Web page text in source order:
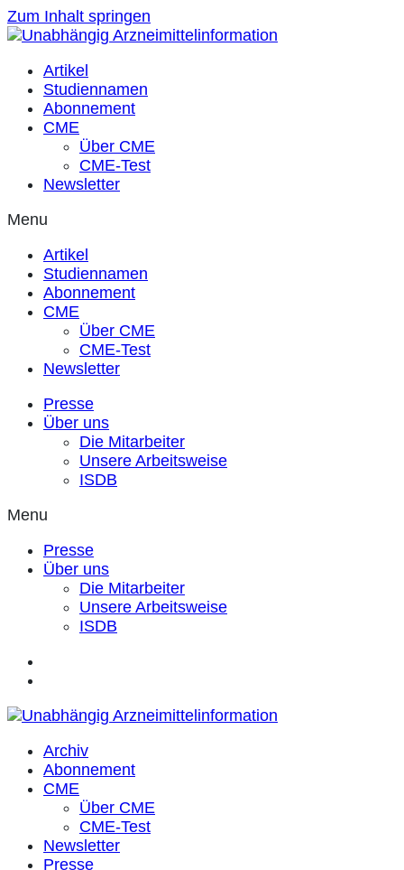
Zum Inhalt springen
Artikel
Studiennamen
Abonnement
CME
Über CME
CME-Test
Newsletter
Menu
Artikel
Studiennamen
Abonnement
CME
Über CME
CME-Test
Newsletter
Presse
Über uns
Die Mitarbeiter
Unsere Arbeitsweise
ISDB
Menu
Presse
Über uns
Die Mitarbeiter
Unsere Arbeitsweise
ISDB
Archiv
Abonnement
CME
Über CME
CME-Test
Newsletter
Presse